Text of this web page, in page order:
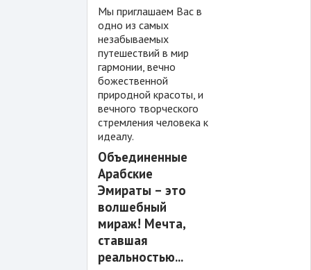
Мы приглашаем Вас в
одно из самых
незабываемых
путешествий в мир
гармонии, вечно
божественной
природной красоты, и
вечного творческого
стремления человека к
идеалу.
Объединенные
Арабские
Эмираты – это
волшебный
мираж! Мечта,
ставшая
реальностью...